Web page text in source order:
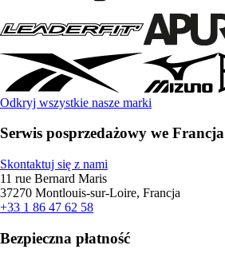
Odkryj wszystkie nasze marki
Serwis posprzedażowy we Francja
Skontaktuj się z nami
11 rue Bernard Maris
37270 Montlouis-sur-Loire, Francja
+33 1 86 47 62 58
Bezpieczna płatność